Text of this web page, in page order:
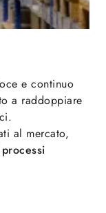
e continuo
a raddoppiare
al mercato,